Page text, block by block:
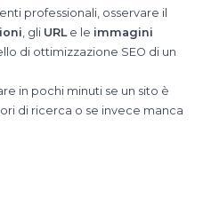
professionali, osservare il
, gli URLe le immagini
di ottimizzazione SEO di un
in pochi minuti se un sito è
di ricerca o se invece manca